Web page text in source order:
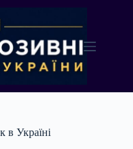
в Україні